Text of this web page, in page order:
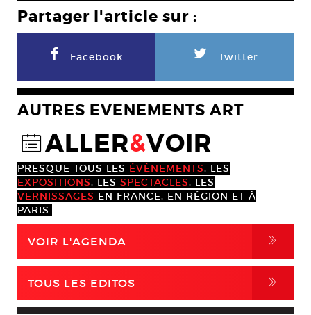
Partager l'article sur :
F Facebook L Twitter
AUTRES EVENEMENTS ART
@ALLER&VOIR
PRESQUE TOUS LES ÉVÈNEMENTS, LES
EXPOSITIONS, LES SPECTACLES, LES
VERNISSAGES EN FRANCE, EN RÉGION ET À
PARIS.
VOIR L'AGENDA ,
TOUS LES EDITOS ,